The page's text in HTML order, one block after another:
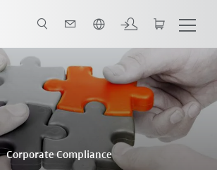
Corporate Compliance